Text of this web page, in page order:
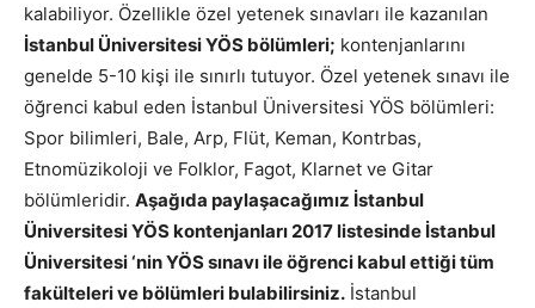
kalabiliyor. Özellikle özel yetenek sınavları ile kazanılan
İstanbul Üniversitesi YÖS bölümleri; kontenjanlarını
genelde 5-10 kişi ile sınırlı tutuyor. Özel yetenek sınavı ile
öğrenci kabul eden İstanbul Üniversitesi YÖS bölümleri:
Spor bilimleri, Bale, Arp, Flüt, Keman, Kontrbas,
Etnomüzikoloji ve Folklor, Fagot, Klarnet ve Gitar
bölümleridir. Aşağıda paylaşacağımız İstanbul
Üniversitesi YÖS kontenjanları 2017 listesinde İstanbul
Üniversitesi ‘nin YÖS sınavı ile öğrenci kabul ettiği tüm
fakülteleri ve bölümleri bulabilirsiniz. İstanbul